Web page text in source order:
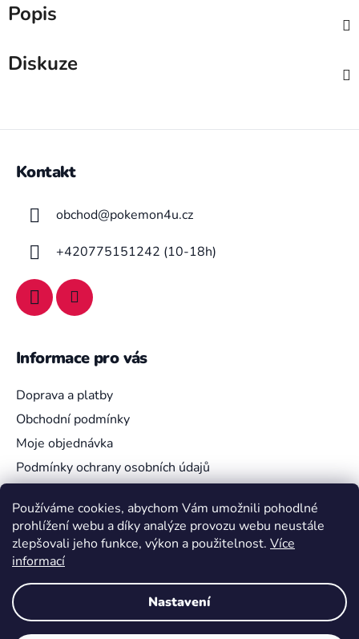
Používáme cookies, abychom Vám umožnili pohodlné
prohlížení webu a díky analýze provozu webu neustále
zlepšovali jeho funkce, výkon a použitelnost. Více
informací
Nastavení
Popis
Diskuze
Kontakt
obchod@pokemon4u.cz
+420775151242 (10-18h)
Informace pro vás
Doprava a platby
Obchodní podmínky
Moje objednávka
Podmínky ochrany osobních údajů
Vyhledávání
HLEDAT